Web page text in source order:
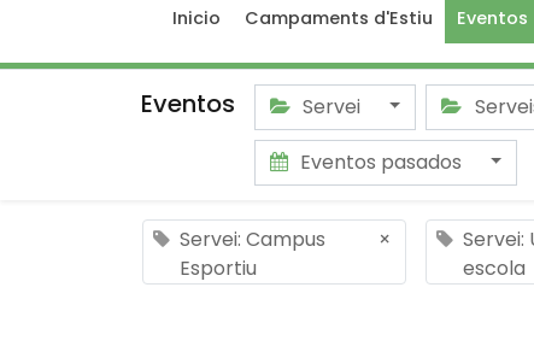
Inicio Campaments d'Estiu Eventos
Eventos Servei
Eventos pasados
Servei: Campus
Esportiu
×
Servei:
escola